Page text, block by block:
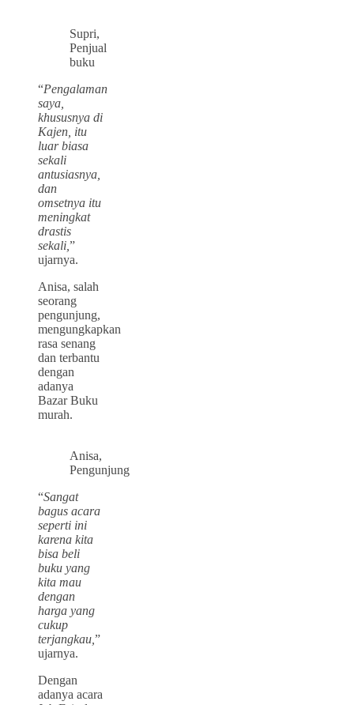
Supri,
Penjual
buku
“Pengalaman
saya,
khususnya di
Kajen, itu
luar biasa
sekali
antusiasnya,
dan
omsetnya itu
meningkat
drastis
sekali, ”
ujarnya.
Anisa, salah
seorang
pengunjung,
mengungkapkan
rasa senang
dan terbantu
dengan
adanya
Bazar Buku
murah.
Anisa,
Pengunjung
“Sangat
bagus acara
seperti ini
karena kita
bisa beli
buku yang
kita mau
dengan
harga yang
cukup
terjangkau, ”
ujarnya.
Dengan
adanya acara